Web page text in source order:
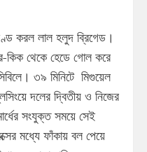
করল লাল হলুদ ব্রিগেড।
কিক থেকে হেডে গোল করে
৩৯ মিনিটে মিগুয়েল
দলের দ্বিতীয় ও নিজের
সংযুক্ত সময়ে সেই
মধ্যে ফাঁকায় বল পেয়ে